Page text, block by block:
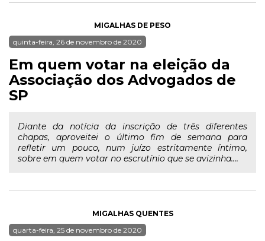
MIGALHAS DE PESO
quinta-feira, 26 de novembro de 2020
Em quem votar na eleição da
Associação dos Advogados de
SP
Diante da notícia da inscrição de três diferentes
chapas, aproveitei o último fim de semana para
refletir um pouco, num juízo estritamente íntimo,
sobre em quem votar no escrutínio que se avizinha....
MIGALHAS QUENTES
quarta-feira, 25 de novembro de 2020